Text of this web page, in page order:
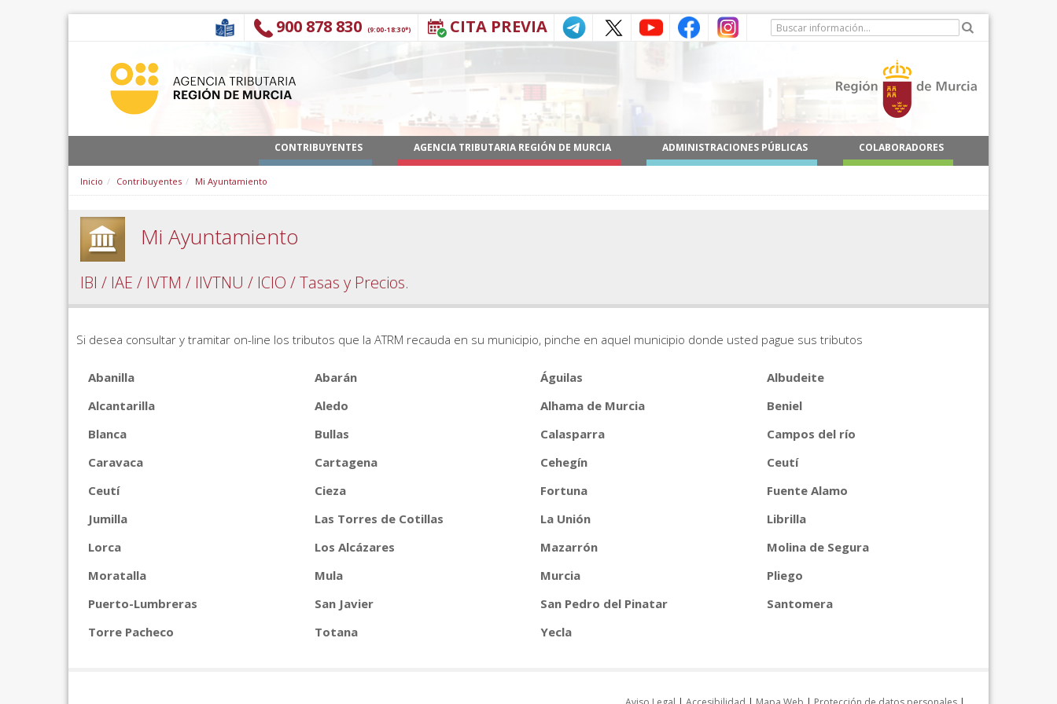
CITA PREVIA
900 878 830 (9:00-18:30*)
CONTRIBUYENTES AGENCIA TRIBUTARIA REGIÓN DE MURCIA ADMINISTRACIONES PÚBLICAS COLABORADORES
Inicio Contribuyentes Mi Ayuntamiento
Mi Ayuntamiento
IBI / IAE / IVTM / IIVTNU / ICIO / Tasas y Precios.
Si desea consultar y tramitar on-line los tributos que la ATRM recauda en su municipio, pinche en aquel municipio donde usted pague sus tributos
Abanilla Abarán Águilas
Albudeite
Alcantarilla
Aledo Alhama de Murcia
Beniel
Blanca
Bullas Calasparra
Campos del río
Caravaca
Cartagena Cehegín
Ceutí
Ceutí
Cieza Fortuna
Fuente Alamo
Jumilla
Las Torres de Cotillas La Unión
Librilla
Lorca
Los Alcázares Mazarrón
Molina de Segura
Moratalla
Mula Murcia
Pliego
Puerto-Lumbreras
San Javier San Pedro del Pinatar
Santomera
Torre Pacheco
Totana Yecla